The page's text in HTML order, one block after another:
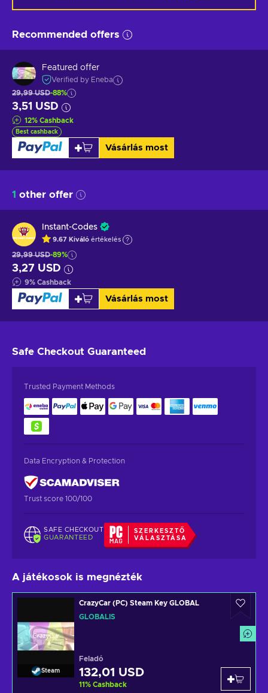
Recommended offers
Featured offer
Verified by Eneba
29,99 USD-88%
3,51 USD
12% Cashback
Best cashback
Vásárlás most
1 other offer
Instant-Codes
9.67 Kiváló értékelés
29,99 USD-89%
3,27 USD
9% Cashback
Vásárlás most
Safe Checkout Guaranteed
Trusted Payment Methods
Data Encryption & Protection
Trust score 100/100
SAFE CHECKOUT
GUARANTEED
SZERKESZTŐ
VÁLASZTÁSA
A játékosok is megnézték
Steam
CrazyCar (PC) Steam Key GLOBAL
GLOBÁLIS
Feladó
132,01 USD
11% Cashback